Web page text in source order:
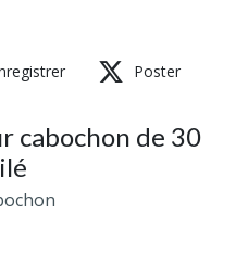
Poster
cabochon de 30